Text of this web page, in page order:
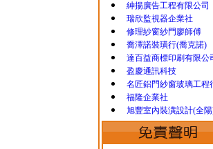
紳揚廣告工程有限公司
瑞欣監視器企業社
修理紗窗紗門廖師傅
喬澤諾裝璜行(喬克諾)
達百益商標印刷有限公
盈慶通訊科技
名匠鋁門紗窗玻璃工程
福隆企業社
旭豐室內裝潢設計(全